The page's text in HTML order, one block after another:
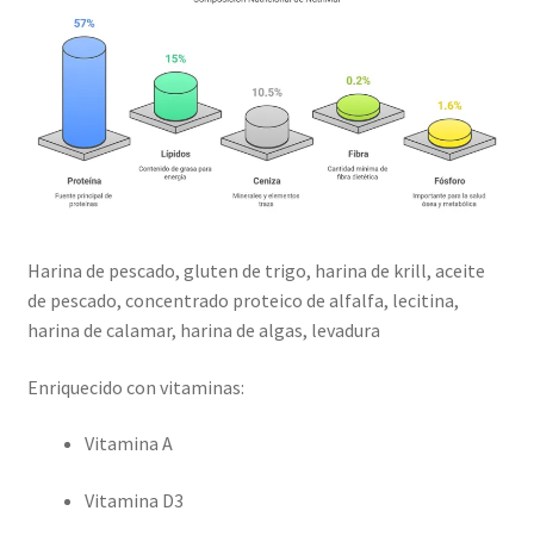
Harina de pescado, gluten de trigo, harina de krill, aceite
de pescado, concentrado proteico de alfalfa, lecitina,
harina de calamar, harina de algas, levadura
Enriquecido con vitaminas:
Vitamina A
Vitamina D3